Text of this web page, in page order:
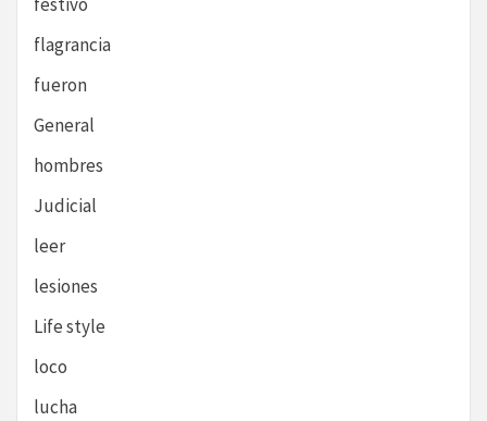
flagrancia
fueron
General
hombres
Judicial
leer
lesiones
Life style
loco
lucha